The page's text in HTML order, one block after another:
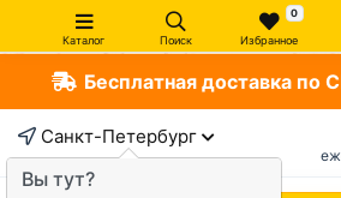
Каталог Поиск
0
Избранное
Бесплатная доставка по
Санкт-Петербург
Вы тут?